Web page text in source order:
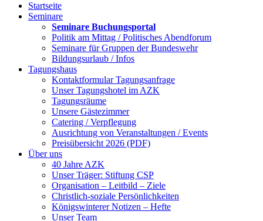
Startseite
Seminare
Seminare Buchungsportal
Politik am Mittag / Politisches Abendforum
Seminare für Gruppen der Bundeswehr
Bildungsurlaub / Infos
Tagungshaus
Kontaktformular Tagungsanfrage
Unser Tagungshotel im AZK
Tagungsräume
Unsere Gästezimmer
Catering / Verpflegung
Ausrichtung von Veranstaltungen / Events
Preisübersicht 2026 (PDF)
Über uns
40 Jahre AZK
Unser Träger: Stiftung CSP
Organisation – Leitbild – Ziele
Christlich-soziale Persönlichkeiten
Königswinterer Notizen – Hefte
Unser Team